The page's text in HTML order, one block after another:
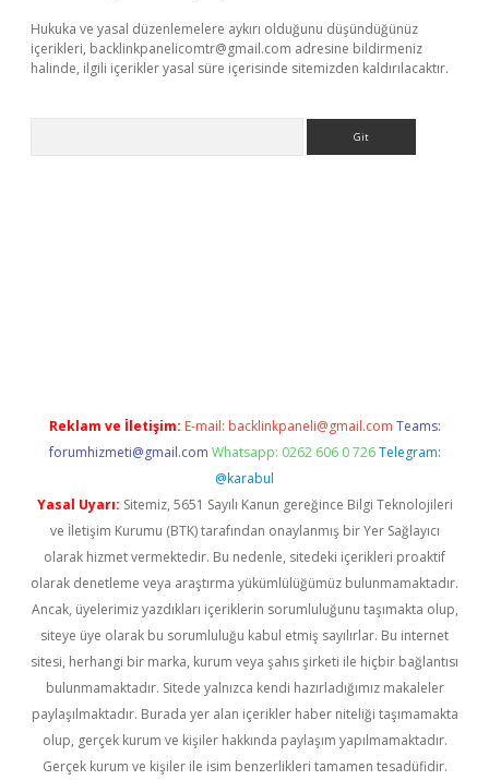
Hukuka ve yasal düzenlemelere aykırı olduğunu düşündüğünüz
içerikleri, backlinkpanelicomtr@gmail.com adresine bildirmeniz
halinde, ilgili içerikler yasal süre içerisinde sitemizden kaldırılacaktır.
Reklam ve İletişim: E-mail: backlinkpaneli@gmail.com Teams:
forumhizmeti@gmail.com Whatsapp: 0262 606 0 726 Telegram:
@karabul
Yasal Uyarı: Sitemiz, 5651 Sayılı Kanun gereğince Bilgi Teknolojileri
ve İletişim Kurumu (BTK) tarafından onaylanmış bir Yer Sağlayıcı
olarak hizmet vermektedir. Bu nedenle, sitedeki içerikleri proaktif
olarak denetleme veya araştırma yükümlülüğümüz bulunmamaktadır.
Ancak, üyelerimiz yazdıkları içeriklerin sorumluluğunu taşımakta olup,
siteye üye olarak bu sorumluluğu kabul etmiş sayılırlar. Bu internet
sitesi, herhangi bir marka, kurum veya şahıs şirketi ile hiçbir bağlantısı
bulunmamaktadır. Sitede yalnızca kendi hazırladığımız makaleler
paylaşılmaktadır. Burada yer alan içerikler haber niteliği taşımamakta
olup, gerçek kurum ve kişiler hakkında paylaşım yapılmamaktadır.
Gerçek kurum ve kişiler ile isim benzerlikleri tamamen tesadüfidir.